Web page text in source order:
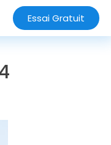
Essai Gratuit